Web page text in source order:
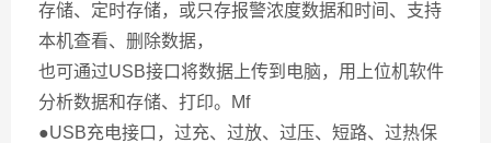
存储、定时存储，或只存报警浓度数据和时间、支持
本机查看、删除数据，
也可通过USB接口将数据上传到电脑，用上位机软件
分析数据和存储、打印。Mf
●USB充电接口，过充、过放、过压、短路、过热保